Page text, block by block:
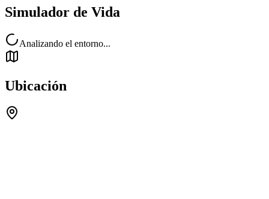
Simulador de Vida
Analizando el entorno...
Ubicación